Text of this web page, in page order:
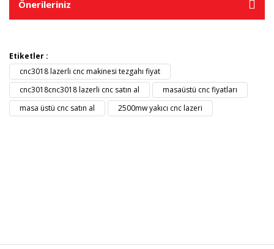
Önerileriniz
Etiketler :
cnc3018 lazerli cnc makinesi tezgahı fiyat
cnc3018cnc3018 lazerli cnc satın al
masaüstü cnc fiyatları
masa üstü cnc satın al
2500mw yakıcı cnc lazeri